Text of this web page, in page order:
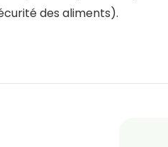
des aliments).